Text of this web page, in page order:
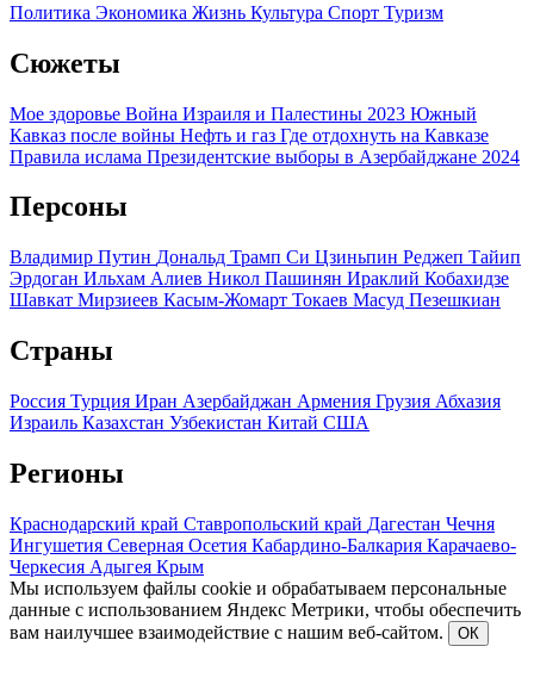
Политика Экономика Жизнь Культура Спорт Туризм
Сюжеты
Мое здоровье Война Израиля и Палестины 2023 Южный
Кавказ после войны Нефть и газ Где отдохнуть на Кавказе
Правила ислама Президентские выборы в Азербайджане 2024
Персоны
Владимир Путин Дональд Трамп Си Цзиньпин Реджеп Тайип
Эрдоган Ильхам Алиев Никол Пашинян Ираклий Кобахидзе
Шавкат Мирзиеев Касым-Жомарт Токаев Масуд Пезешкиан
Страны
Россия Турция Иран Азербайджан Армения Грузия Абхазия
Израиль Казахстан Узбекистан Китай США
Регионы
Краснодарский край Ставропольский край Дагестан Чечня
Ингушетия Северная Осетия Кабардино-Балкария Карачаево-
Черкесия Адыгея Крым
Мы используем файлы cookie и обрабатываем персональные
данные с использованием Яндекс Метрики, чтобы обеспечить
вам наилучшее взаимодействие с нашим веб-сайтом.
ОК